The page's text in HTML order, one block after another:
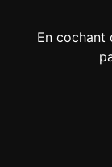
En cochant